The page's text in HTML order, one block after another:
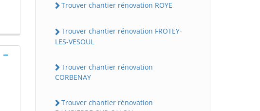
Trouver chantier rénovation ROYE
Trouver chantier rénovation FROTEY-
LES-VESOUL
Trouver chantier rénovation
CORBENAY
Trouver chantier rénovation